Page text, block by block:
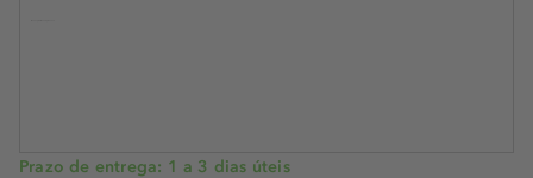
Prazo de entrega: 1 a 3 dias úteis